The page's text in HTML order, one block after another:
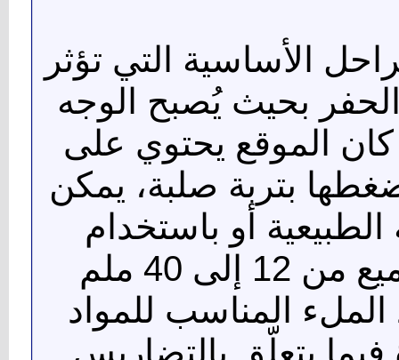
الأساسية التي تؤثر
بحيث يُصبح الوجه
الموقع يحتوي على
بتربة صلبة، يمكن
أو باستخدام
الحصى، يجب استخدام مجاميع من 12 إلى 40 ملم
المناسب للمواد